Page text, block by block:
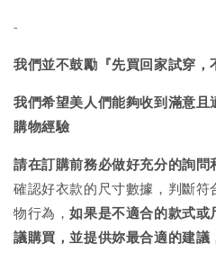
-
我們並不鼓勵『先買回家試穿
我們希望美人們能夠收到滿意
購物經驗
請在訂購前務必做好充分的詢問
確認好衣款的尺寸數據，判斷
物行為，如果是不適合的款式或
議購買，並提供妳最合適的建議